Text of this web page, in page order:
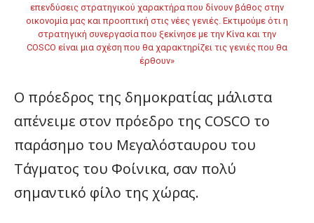
επενδύσεις στρατηγικού χαρακτήρα που δίνουν βάθος στην
οικονομία μας και προοπτική στις νέες γενιές. Εκτιμούμε ότι η
στρατηγική συνεργασία που ξεκίνησε με την Κίνα και την
COSCO είναι μια σχέση που θα χαρακτηρίζει τις γενιές που θα
έρθουν»
O πρόεδρος της δημοκρατίας μάλιστα
απένειμε στον πρόεδρο της COSCO το
παράσημο του Μεγαλόσταυρου του
Τάγματος του Φοίνικα, σαν πολύ
σημαντικό φίλο της χώρας.